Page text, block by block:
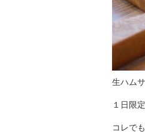
生ハム
１日限
コレで